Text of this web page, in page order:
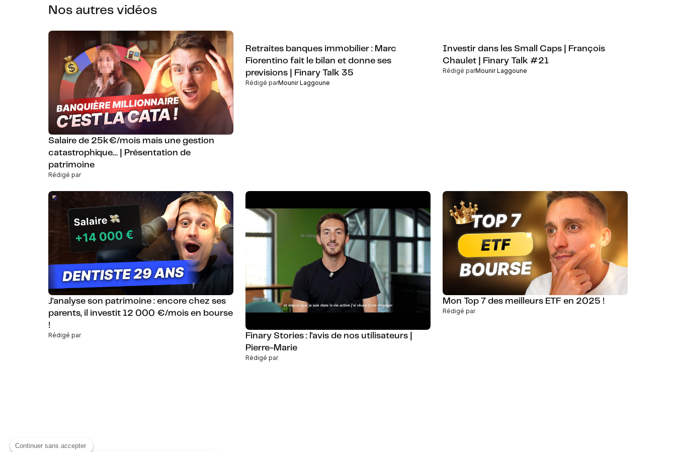
Continuer sans accepter
Nos autres vidéos
Salaire de 25k€/mois mais une gestion
catastrophique… | Présentation de
patrimoine
Rédigé par
Retraites banques immobilier : Marc
Fiorentino fait le bilan et donne ses
previsions | Finary Talk 35
Rédigé parMounir Laggoune
Investir dans les Small Caps | François
Chaulet | Finary Talk #21
Rédigé parMounir Laggoune
J'analyse son patrimoine : encore chez ses
parents, il investit 12 000 €/mois en bourse
!
Rédigé par
Finary Stories : l'avis de nos utilisateurs |
Pierre-Marie
Rédigé par
Mon Top 7 des meilleurs ETF en 2025 !
Rédigé par